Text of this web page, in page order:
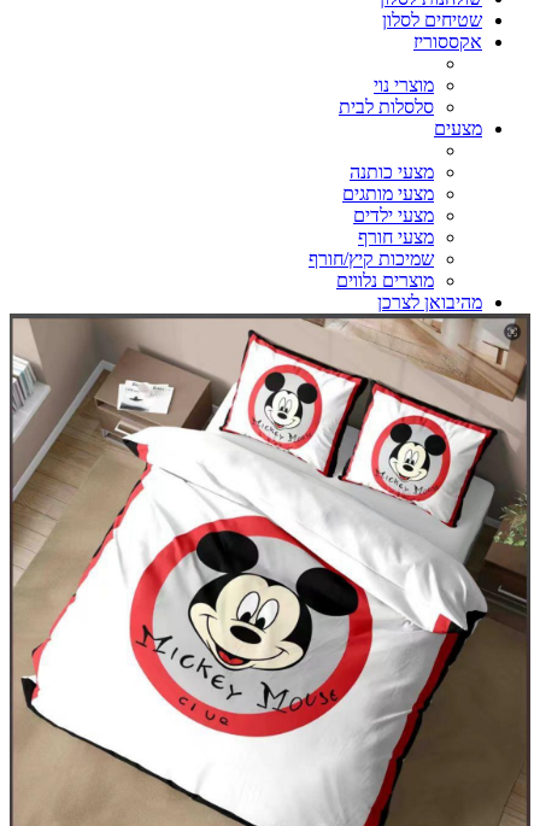
שטיחים לסלון
אקססוריז
מוצרי נוי
סלסלות לבית
מצעים
מצעי כותנה
מצעי מותגים
מצעי ילדים
מצעי חורף
שמיכות קיץ/חורף
מוצרים נלווים
מהיבואן לצרכן